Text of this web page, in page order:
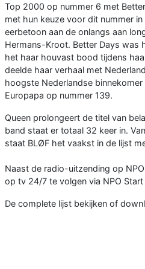
Top 2000 op nummer 6 met
met hun keuze voor dit nummer
eerbetoon aan de onlangs aan
Hermans-Kroot. Better Days was
het haar houvast bood tijdens
deelde haar verhaal met
hoogste Nederlandse
Europapa op nummer 139.
Queen prolongeert de titel van
band staat er totaal 32 keer in.
staat BLØF het vaakst in de lijst
Naast de radio-uitzending op
op tv 24/7 te volgen via NPO Start
De complete lijst bekijken of